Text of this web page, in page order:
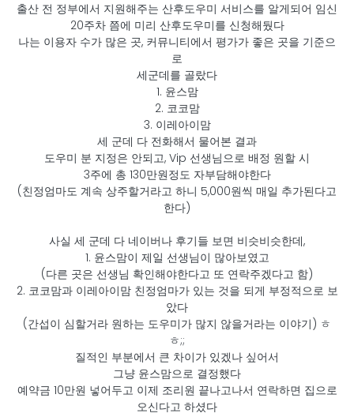
출산 전 정부에서 지원해주는 산후도우미 서비스를 알게되어 임신
20주차 쯤에 미리 산후도우미를 신청해뒀다
나는 이용자 수가 많은 곳, 커뮤니티에서 평가가 좋은 곳을 기준으
로
세군데를 골랐다
1. 윤스맘
2. 코코맘
3. 이레아이맘
세 군데 다 전화해서 물어본 결과
도우미 분 지정은 안되고, Vip 선생님으로 배정 원할 시
3주에 총 130만원정도 자부담해야한다
(친정엄마도 계속 상주할거라고 하니 5,000원씩 매일 추가된다고
한다)
사실 세 군데 다 네이버나 후기들 보면 비슷비슷한데,
1. 윤스맘이 제일 선생님이 많아보였고
(다른 곳은 선생님 확인해야한다고 또 연락주겠다고 함)
2. 코코맘과 이레아이맘 친정엄마가 있는 것을 되게 부정적으로 보
았다
(간섭이 심할거라 원하는 도우미가 많지 않을거라는 이야기) ㅎ
ㅎ;;
질적인 부분에서 큰 차이가 있겠나 싶어서
그냥 윤스맘으로 결정했다
예약금 10만원 넣어두고 이제 조리원 끝나고나서 연락하면 집으로
오신다고 하셨다